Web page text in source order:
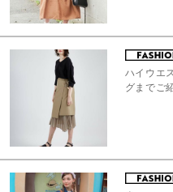
ハイウエ
グまでご